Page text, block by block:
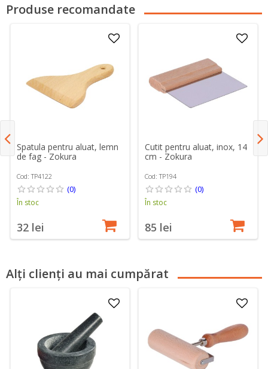
Produse recomandate
Spatula pentru aluat, lemn
de fag - Zokura
Cod: TP4122
(0)
În stoc
32 lei
Cutit pentru aluat, inox, 14
cm - Zokura
Cod: TP194
(0)
În stoc
85 lei
Alți clienți au mai cumpărat